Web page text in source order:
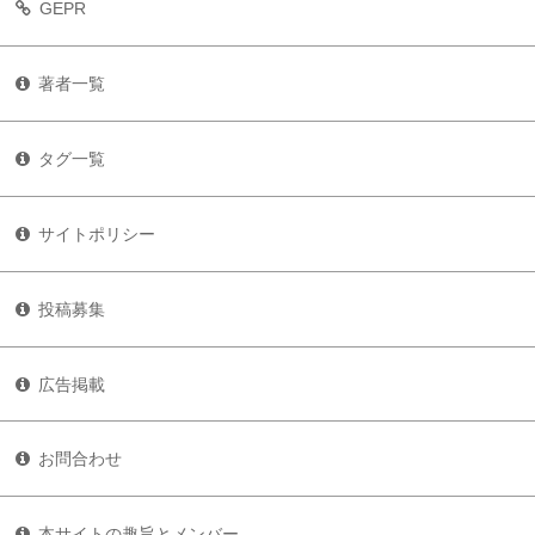
GEPR
著者一覧
タグ一覧
サイトポリシー
投稿募集
広告掲載
お問合わせ